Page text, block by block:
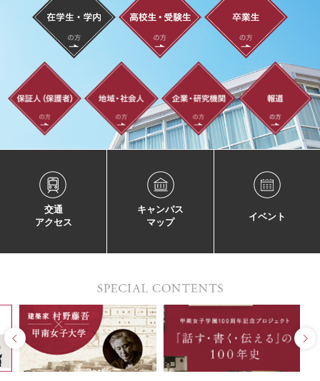
交通
アクセス
キャンパス
マップ
イベント